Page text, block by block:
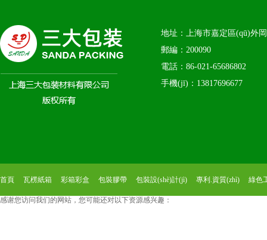
地址：上海市嘉定區(qū)外
郵編：200090
電話：86-021-65686802
手機(jī)：13817696677
首頁 瓦楞紙箱 彩箱彩盒 包裝膠帶 包裝設(shè)計(jì) 專利.資質(zhì) 綠色
感谢您访问我们的网站，您可能还对以下资源感兴趣：